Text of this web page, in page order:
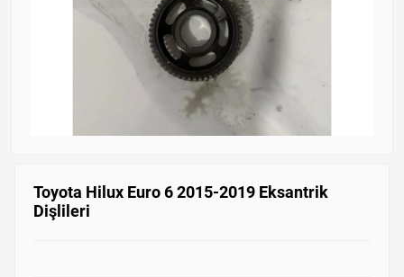
Toyota Hilux Euro 6 2015-2019 Eksantrik
Dişlileri